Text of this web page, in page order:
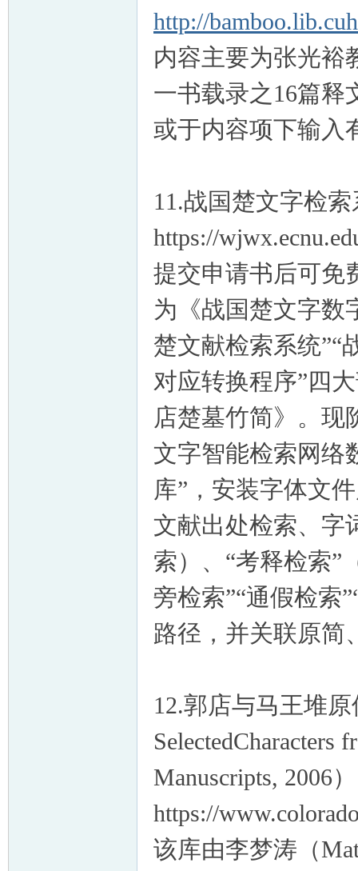
http://
内容主要为张光裕
一书载录之16篇释
或于内容项下输入
11.战国楚文字检
https://
提交申请书后可免
为《战国楚文字数
楚文献检索系统”“
对应转换程序”四
店楚墓竹简》。现
文字智能检索网络
库”，安装字体文
文献出处检索、字
索）、“考释检索”
旁检索”“通假检索
路径，并关联原简
12.郭店与马王堆原
SelectedCharacters
Manuscripts, 2006
https://
该库由李梦涛（